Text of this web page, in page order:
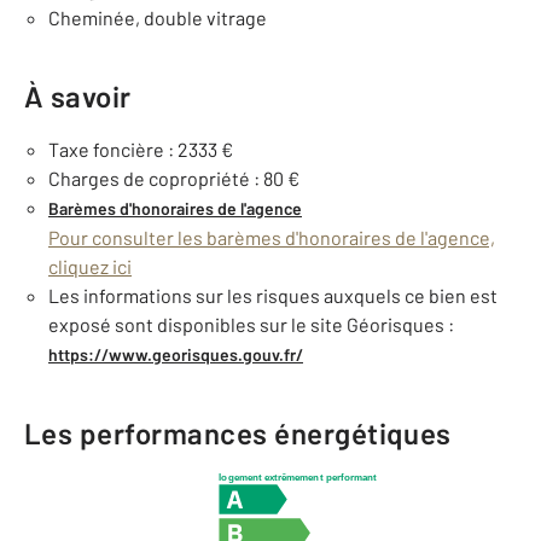
Cheminée, double vitrage
À savoir
Taxe foncière : 2333 €
Charges de copropriété : 80 €
Barèmes d'honoraires de l'agence
Pour consulter les barèmes d'honoraires de l'agence,
cliquez ici
Les informations sur les risques auxquels ce bien est
exposé sont disponibles sur le site Géorisques :
https://www.georisques.gouv.fr/
Les performances énergétiques
logement extrêmement performant